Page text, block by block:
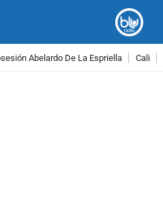
Abelardo De La Espriella Cali